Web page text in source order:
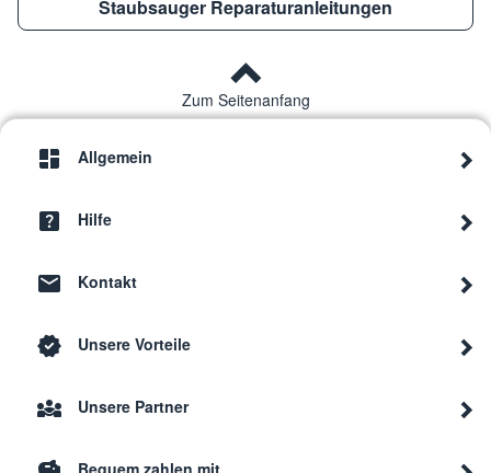
Staubsauger Reparaturanleitungen
Zum Seitenanfang
Allgemein
Hilfe
Kontakt
Unsere Vorteile
Unsere Partner